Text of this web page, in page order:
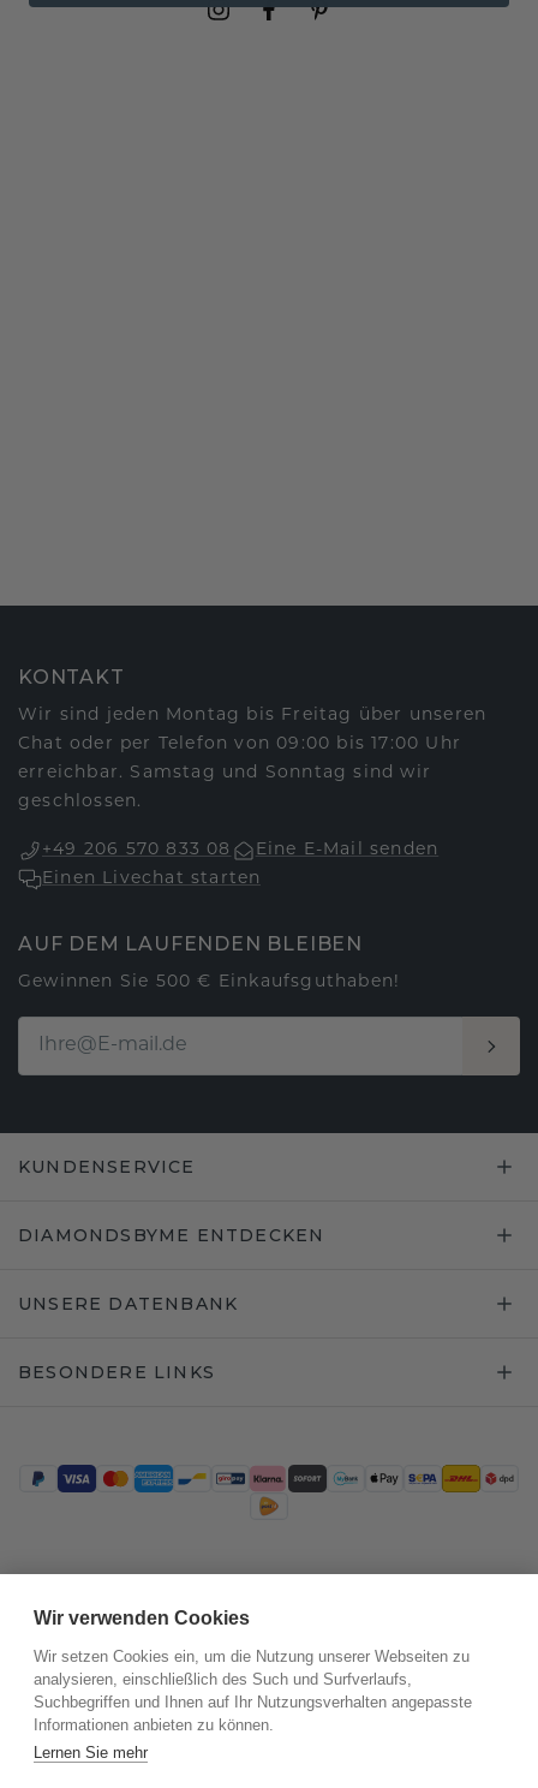
KONTAKT
Wir sind jeden Montag bis Freitag über unseren
Chat oder per Telefon von 09:00 bis 17:00 Uhr
erreichbar. Samstag und Sonntag sind wir
geschlossen.
+49 206 570 833 08
Eine E-Mail senden
Einen Livechat starten
AUF DEM LAUFENDEN BLEIBEN
Gewinnen Sie 500 € Einkaufsguthaben!
KUNDENSERVICE
DIAMONDSBYME ENTDECKEN
UNSERE DATENBANK
BESONDERE LINKS
Wir verwenden Cookies
Wir setzen Cookies ein, um die Nutzung unserer Webseiten zu
analysieren, einschließlich des Such und Surfverlaufs,
Suchbegriffen und Ihnen auf Ihr Nutzungsverhalten angepasste
Informationen anbieten zu können.
Lernen Sie mehr